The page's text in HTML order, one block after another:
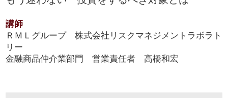
講師
ＲＭＬグループ 株式会社リスクマネジメントラボラト
リー
金融商品仲介業部門 営業責任者 高橋和宏